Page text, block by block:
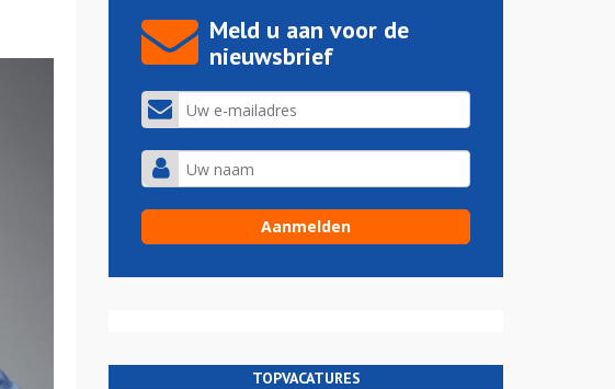
Meld u aan voor de
nieuwsbrief
TOPVACATURES